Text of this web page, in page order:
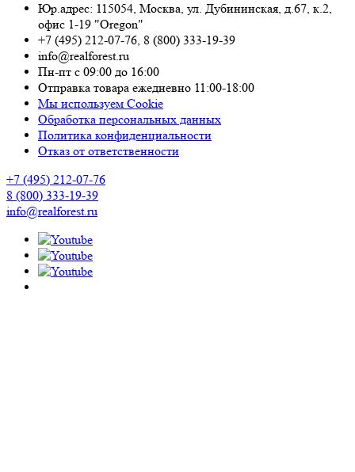
Юр.адрес: 115054, Москва, ул. Дубининская, д.67, к.2,
офис 1-19 "Oregon"
+7 (495) 212-07-76, 8 (800) 333-19-39
info@realforest.ru
Пн-пт с 09:00 до 16:00
Отправка товара ежедневно 11:00-18:00
Мы используем Cookie
Обработка персональных данных
Политика конфиденциальности
Отказ от ответственности
+7 (495) 212-07-76
8 (800) 333-19-39
info@realforest.ru